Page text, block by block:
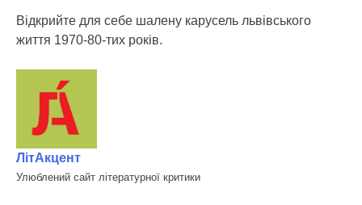
Відкрийте для себе шалену карусель львівського
життя 1970-80-тих років.
ЛітАкцент
Улюблений сайт літературної критики